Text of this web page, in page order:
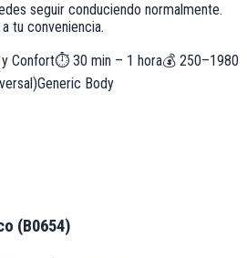
seguir conduciendo normalmente.
tu conveniencia.
Confort⏱ 30 min – 1 hora💰 250–1980
Generic Body
(B0654)